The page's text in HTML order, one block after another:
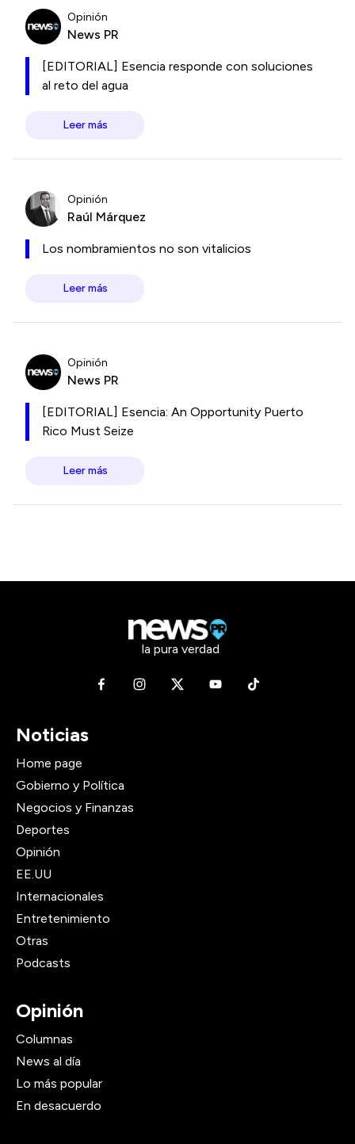
Opinión
News PR
[EDITORIAL] Esencia responde con soluciones
al reto del agua
Leer más
Opinión
Raúl Márquez
Los nombramientos no son vitalicios
Leer más
Opinión
News PR
[EDITORIAL] Esencia: An Opportunity Puerto
Rico Must Seize
Leer más
la pura verdad
Noticias
Home page
Gobierno y Política
Negocios y Finanzas
Deportes
Opinión
EE.UU
Internacionales
Entretenimiento
Otras
Podcasts
Opinión
Columnas
News al día
Lo más popular
En desacuerdo